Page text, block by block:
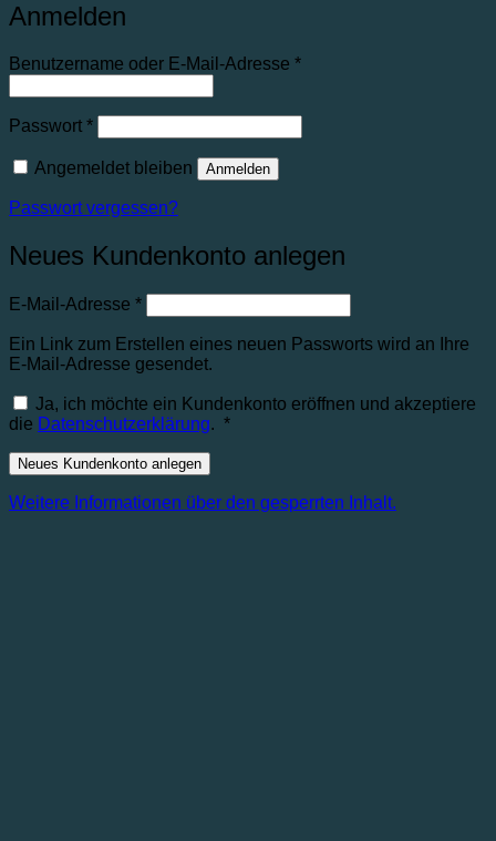
Anmelden
Benutzername oder E-Mail-Adresse *Erforderlich
Passwort *Erforderlich
Angemeldet bleiben Anmelden
Passwort vergessen?
Neues Kundenkonto anlegen
E-Mail-Adresse *Erforderlich
Ein Link zum Erstellen eines neuen Passworts wird an Ihre
E-Mail-Adresse gesendet.
Ja, ich möchte ein Kundenkonto eröffnen und akzeptiere
die Datenschutzerklärung. *Erforderlich
Neues Kundenkonto anlegen
Weitere Informationen über den gesperrten Inhalt.